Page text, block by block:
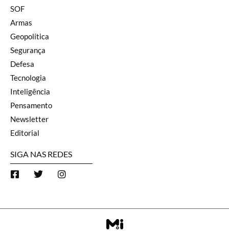
SOF
Armas
Geopolítica
Segurança
Defesa
Tecnologia
Inteligência
Pensamento
Newsletter
Editorial
SIGA NAS REDES